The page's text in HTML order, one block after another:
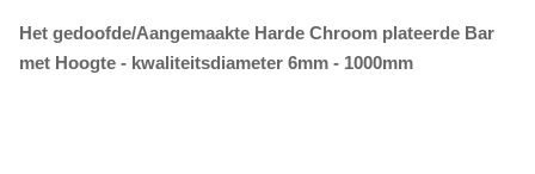
Het gedoofde/Aangemaakte Harde Chroom plateerde Bar
met Hoogte - kwaliteitsdiameter 6mm - 1000mm